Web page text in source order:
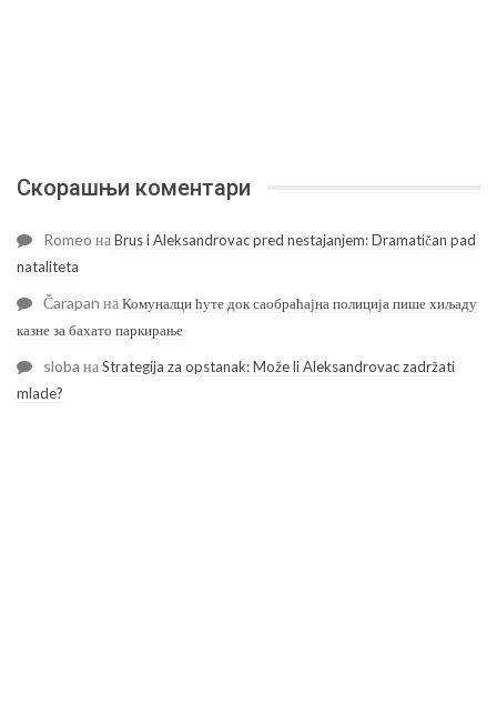
Скорашњи коментари
Romeo наBrus i Aleksandrovac pred nestajanjem: Dramatičan pad
nataliteta
Čarapan наКомуналци ћуте док саобраћајна полиција пише хиљаду
казне за бахато паркирање
sloba наStrategija za opstanak: Može li Aleksandrovac zadržati
mlade?